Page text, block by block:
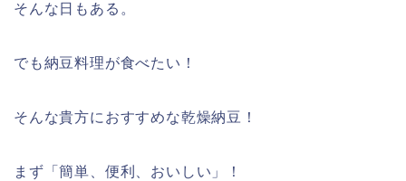
そんな日もある。
でも納豆料理が食べたい！
そんな貴方におすすめな乾燥納豆！
まず「簡単、便利、おいしい」！